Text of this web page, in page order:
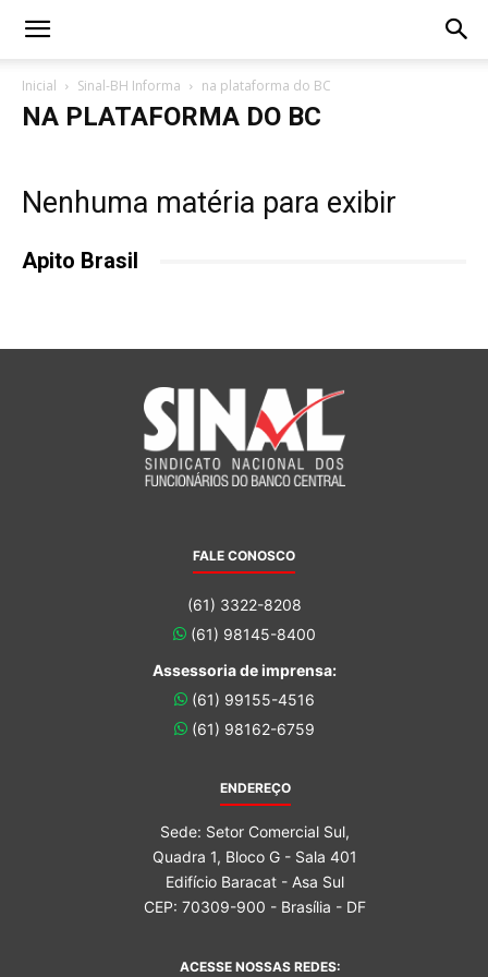
Inicial Sinal-BH Informa na plataforma do BC
NA PLATAFORMA DO BC
Nenhuma matéria para exibir
Apito Brasil
FALE CONOSCO
(61) 3322-8208
(61) 98145-8400
Assessoria de imprensa:
(61) 99155-4516
(61) 98162-6759
ENDEREÇO
Sede: Setor Comercial Sul,
Quadra 1, Bloco G - Sala 401
Edifício Baracat - Asa Sul
CEP: 70309-900 - Brasília - DF
ACESSE NOSSAS REDES: